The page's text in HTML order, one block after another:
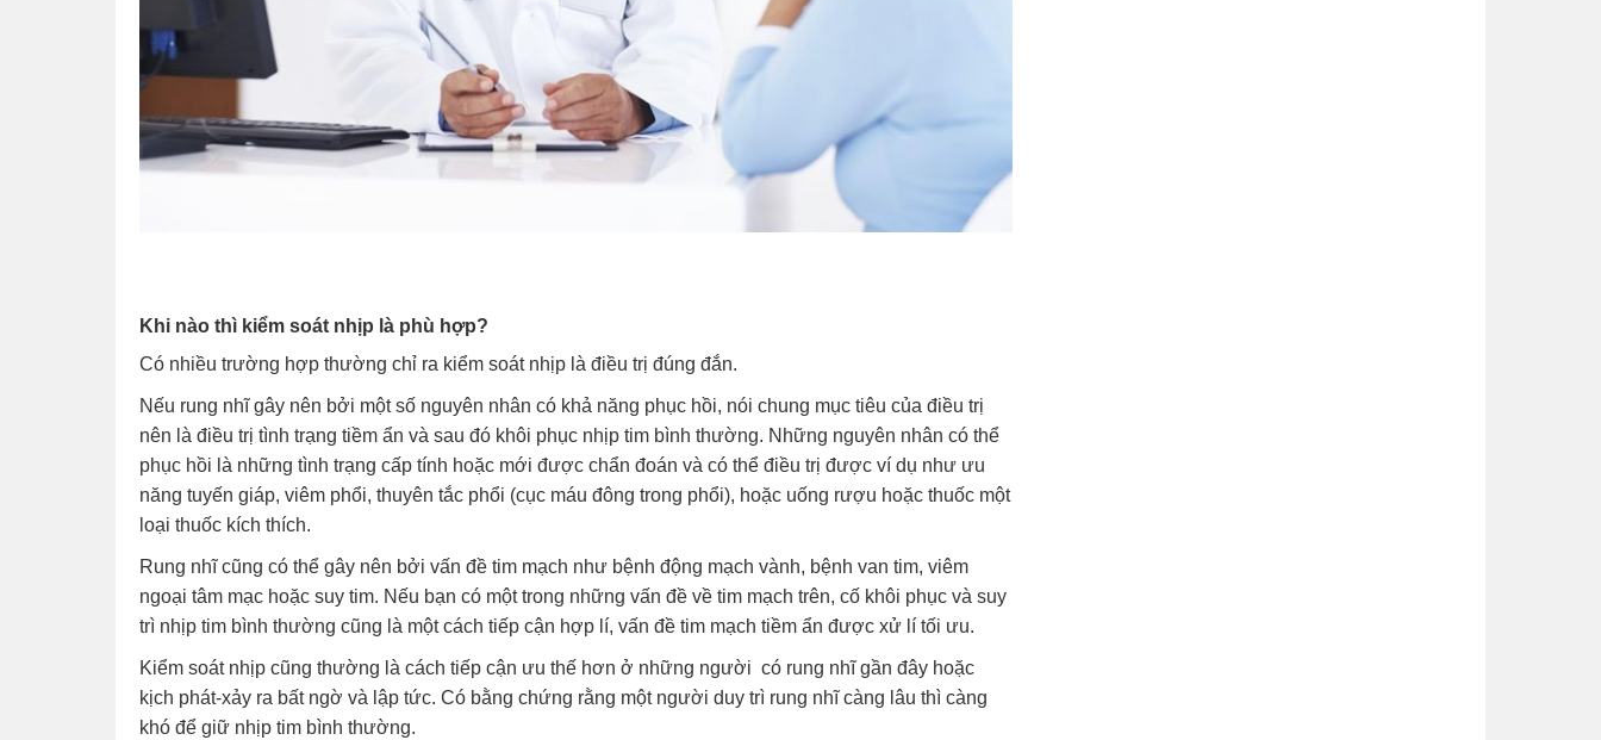
Khi nào thì kiểm soát nhịp là phù hợp?
Có nhiều trường hợp thường chỉ ra kiểm soát nhịp là điều trị đúng đắn.
Nếu rung nhĩ gây nên bởi một số nguyên nhân có khả năng phục hồi, nói chung mục tiêu của điều trị
nên là điều trị tình trạng tiềm ẩn và sau đó khôi phục nhịp tim bình thường. Những nguyên nhân có thể
phục hồi là những tình trạng cấp tính hoặc mới được chẩn đoán và có thể điều trị được ví dụ như ưu
năng tuyến giáp, viêm phổi, thuyên tắc phổi (cục máu đông trong phổi), hoặc uống rượu hoặc thuốc một
loại thuốc kích thích.
Rung nhĩ cũng có thể gây nên bởi vấn đề tim mạch như bệnh động mạch vành, bệnh van tim, viêm
ngoại tâm mạc hoặc suy tim. Nếu bạn có một trong những vấn đề về tim mạch trên, cố khôi phục và suy
trì nhịp tim bình thường cũng là một cách tiếp cận hợp lí, vấn đề tim mạch tiềm ẩn được xử lí tối ưu.
Kiểm soát nhịp cũng thường là cách tiếp cận ưu thế hơn ở những người có rung nhĩ gần đây hoặc
kịch phát-xảy ra bất ngờ và lập tức. Có bằng chứng rằng một người duy trì rung nhĩ càng lâu thì càng
khó để giữ nhịp tim bình thường.